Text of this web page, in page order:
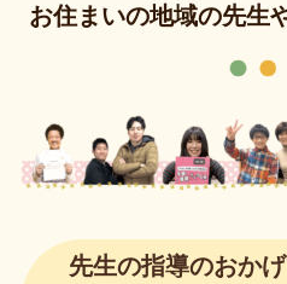
お住まいの地域の先生
先生の指導のおか